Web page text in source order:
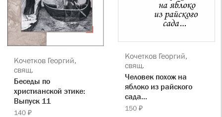
Кочетков Георгий,
свящ.
Беседы по
христианской этике:
Выпуск 11
140 ₽
Кочетков Георгий,
свящ.
Человек похож на
яблоко из райского
сада...
150 ₽